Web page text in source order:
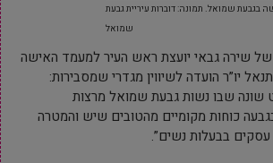
בגבעת שמואל. תמונה: דוברות עיריית גבעת
שמואל
של שירה גבאי יועצת ראש העיר למעמד האישה
יו”ר הועדה לשיווין מגדרי שמסבירות:
שונה שבו נשות גבעת שמואל מרצות
כוחות מקומיים מהטובים שיש והמטרה
בבעלות נשים”.